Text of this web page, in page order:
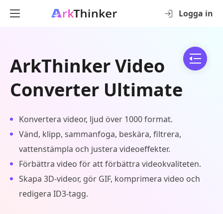
Logga in
ArkThinker Video
Converter Ultimate
Konvertera videor, ljud över 1000 format.
Vänd, klipp, sammanfoga, beskära, filtrera,
vattenstämpla och justera videoeffekter.
Förbättra video för att förbättra videokvaliteten.
Skapa 3D-videor, gör GIF, komprimera video och
redigera ID3-tagg.